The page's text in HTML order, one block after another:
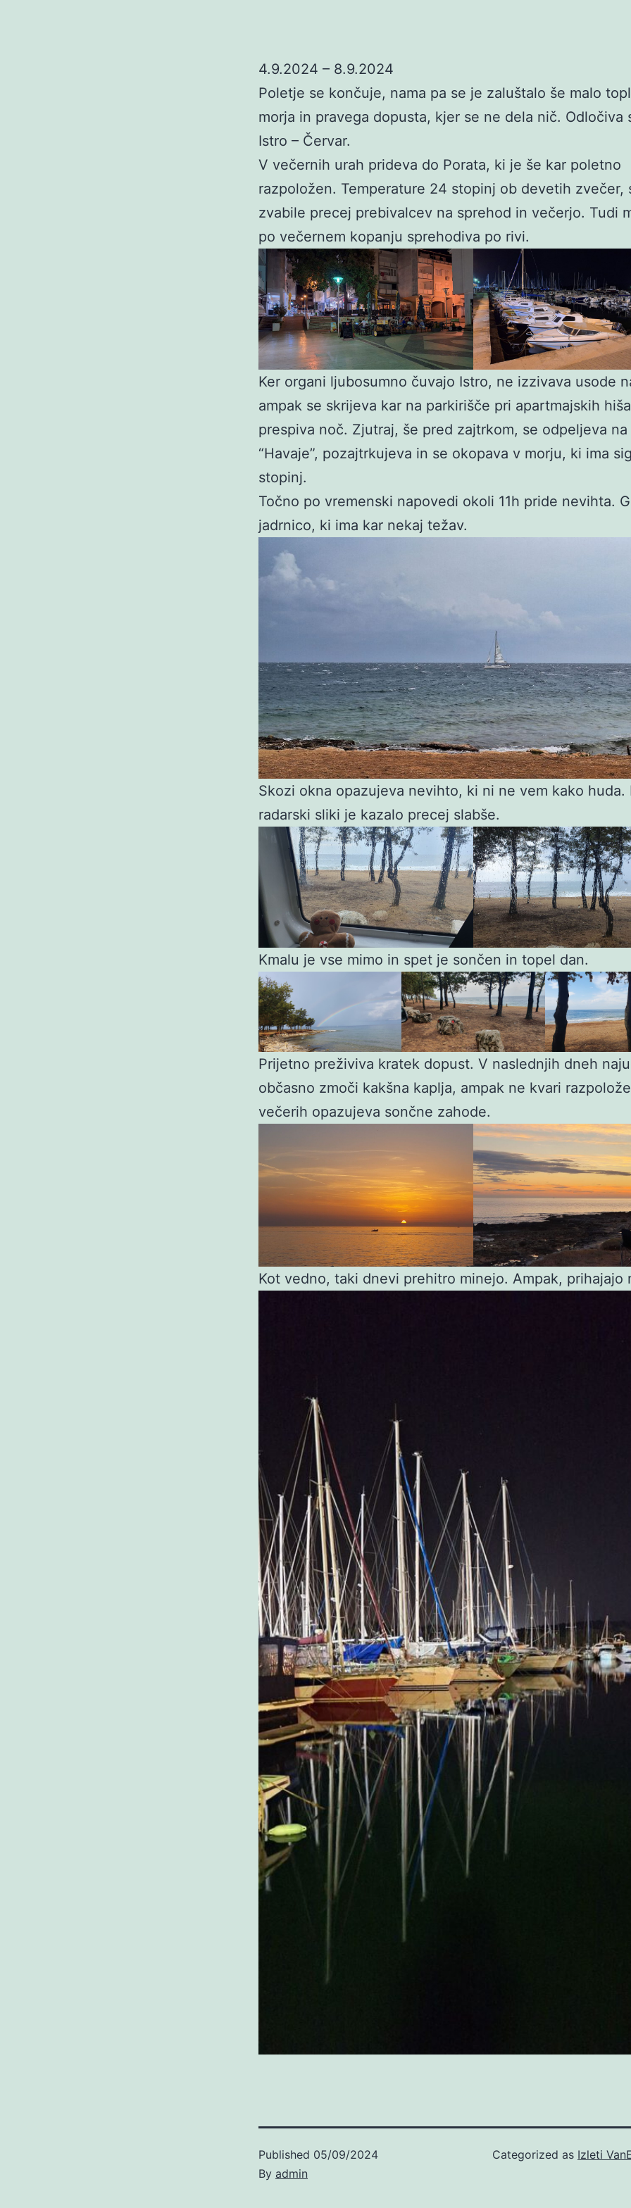
4.9.2024 – 8.9.2024
Poletje se končuje, nama pa se je zaluštalo še malo
morja in pravega dopusta, kjer se ne dela nič. Odločiva
Istro – Červar.
V večernih urah prideva do Porata, ki je še kar poletno
razpoložen. Temperature 24 stopinj ob devetih zvečer,
zvabile precej prebivalcev na sprehod in večerjo. Tudi
po večernem kopanju sprehodiva po rivi.
Ker organi ljubosumno čuvajo Istro, ne izzivava usode
ampak se skrijeva kar na parkirišče pri apartmajskih
prespiva noč. Zjutraj, še pred zajtrkom, se odpeljeva na
“Havaje”, pozajtrkujeva in se okopava v morju, ki ima
stopinj.
Točno po vremenski napovedi okoli 11h pride nevihta.
jadrnico, ki ima kar nekaj težav.
Skozi okna opazujeva nevihto, ki ni ne vem kako huda.
radarski sliki je kazalo precej slabše.
Kmalu je vse mimo in spet je sončen in topel dan.
Prijetno preživiva kratek dopust. V naslednjih dneh
občasno zmoči kakšna kaplja, ampak ne kvari
večerih opazujeva sončne zahode.
Kot vedno, taki dnevi prehitro minejo. Ampak, prihajajo
Published 05/09/2024
By admin
Categorized as Izleti